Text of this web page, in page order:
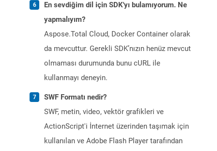
En sevdiğim dil için SDK'yı bulamıyorum. Ne
yapmalıyım?
Aspose.Total Cloud, Docker Container olarak
da mevcuttur. Gerekli SDK’nızın henüz mevcut
olmaması durumunda bunu cURL ile
kullanmayı deneyin.
SWF Formatı nedir?
SWF, metin, video, vektör grafikleri ve
ActionScript'i İnternet üzerinden taşımak için
kullanılan ve Adobe Flash Player tarafından